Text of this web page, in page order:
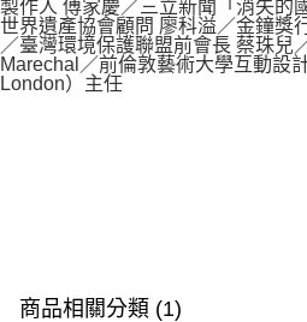
製作人 傅家慶／三立新聞「消失的
世界遺產協會顧問 廖科溢／金鐘獎
／臺灣環境保護聯盟前會長 蔡珠兒
Marechal／前倫敦藝術大學互動設
London）主任
商品相關分類 (1)